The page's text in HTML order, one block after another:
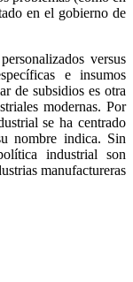
en el gobierno de
versus
e insumos
de subsidios es otra
modernas. Por
se ha centrado
nombre indica. Sin
industrial son
manufactureras